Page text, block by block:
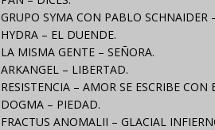
GRUPO SYMA CON PABLO SCHNAIDER
HYDRA – EL DUENDE.
LA MISMA GENTE – SEÑORA.
ARKANGEL – LIBERTAD.
RESISTENCIA – AMOR SE ESCRIBE CON
DOGMA – PIEDAD.
FRACTUS ANOMALII – GLACIAL